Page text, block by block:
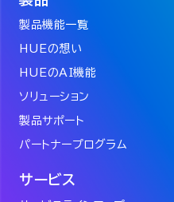
製品機能一覧
HUEの想い
HUEのAI機能
ソリューション
製品サポート
パートナープログラム
サービス